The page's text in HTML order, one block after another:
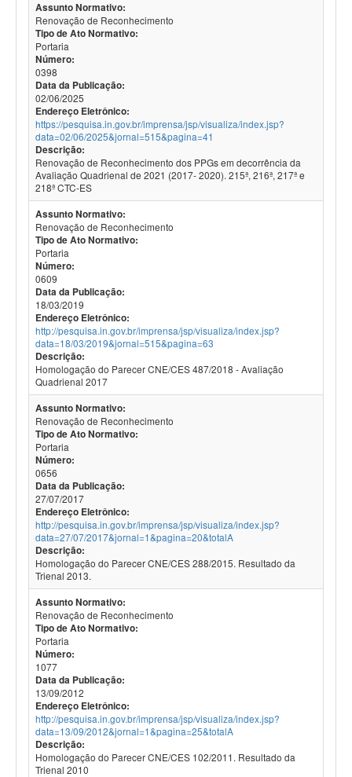
Assunto Normativo:
Renovação de Reconhecimento
Tipo de Ato Normativo:
Portaria
Número:
0398
Data da Publicação:
02/06/2025
Endereço Eletrônico:
https://pesquisa.in.gov.br/imprensa/jsp/visualiza/index.jsp?
data=02/06/2025&jornal=515&pagina=41
Descrição:
Renovação de Reconhecimento dos PPGs em decorrência da
Avaliação Quadrienal de 2021 (2017- 2020). 215ª, 216ª, 217ª e
218ª CTC-ES
Assunto Normativo:
Renovação de Reconhecimento
Tipo de Ato Normativo:
Portaria
Número:
0609
Data da Publicação:
18/03/2019
Endereço Eletrônico:
http://pesquisa.in.gov.br/imprensa/jsp/visualiza/index.jsp?
data=18/03/2019&jornal=515&pagina=63
Descrição:
Homologação do Parecer CNE/CES 487/2018 - Avaliação
Quadrienal 2017
Assunto Normativo:
Renovação de Reconhecimento
Tipo de Ato Normativo:
Portaria
Número:
0656
Data da Publicação:
27/07/2017
Endereço Eletrônico:
http://pesquisa.in.gov.br/imprensa/jsp/visualiza/index.jsp?
data=27/07/2017&jornal=1&pagina=20&totalA
Descrição:
Homologação do Parecer CNE/CES 288/2015. Resultado da
Trienal 2013.
Assunto Normativo:
Renovação de Reconhecimento
Tipo de Ato Normativo:
Portaria
Número:
1077
Data da Publicação:
13/09/2012
Endereço Eletrônico:
http://pesquisa.in.gov.br/imprensa/jsp/visualiza/index.jsp?
data=13/09/2012&jornal=1&pagina=25&totalA
Descrição:
Homologação do Parecer CNE/CES 102/2011. Resultado da
Trienal 2010